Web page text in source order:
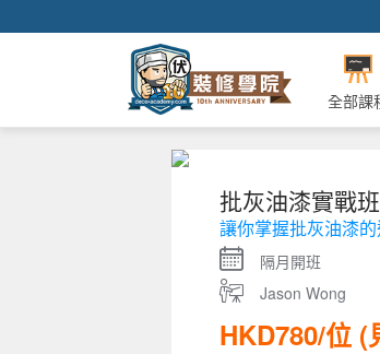
全部課
批灰油漆實戰
讓你掌握批灰油漆
隔月開班
Jason Wong
HKD780/位 (